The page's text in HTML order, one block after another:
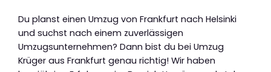
Du planst einen Umzug von Frankfurt nach Helsinki
und suchst nach einem zuverlässigen
Umzugsunternehmen? Dann bist du bei Umzug
Krüger aus Frankfurt genau richtig! Wir haben